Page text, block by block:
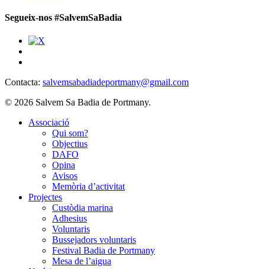
Segueix-nos #SalvemSaBadia
Contacta: salvemsabadiadeportmany@gmail.com
© 2026 Salvem Sa Badia de Portmany.
Close
Associació
Qui som?
Objectius
DAFO
Opina
Avisos
Memòria d’activitat
Projectes
Custòdia marina
Adhesius
Voluntaris
Bussejadors voluntaris
Festival Badia de Portmany
Mesa de l’aigua